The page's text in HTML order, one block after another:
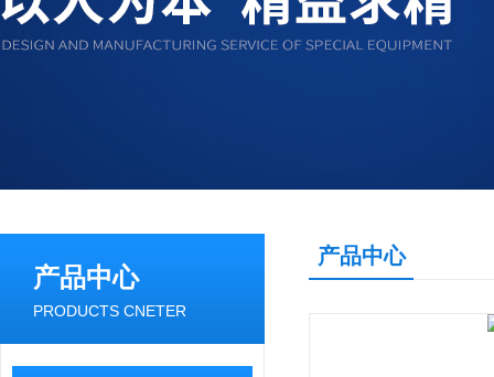
产品中心
PRODUCTS CNETER
产品中心